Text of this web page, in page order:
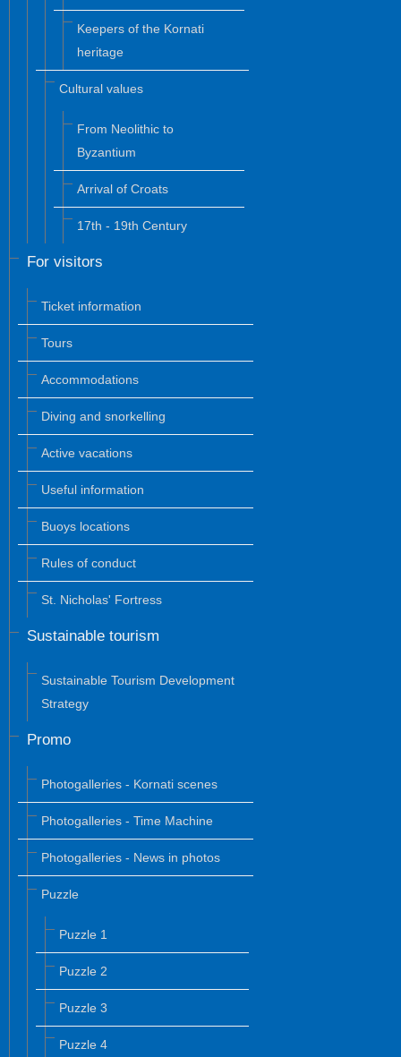
Keepers of the Kornati
heritage
Cultural values
From Neolithic to
Byzantium
Arrival of Croats
17th - 19th Century
For visitors
Ticket information
Tours
Accommodations
Diving and snorkelling
Active vacations
Useful information
Buoys locations
Rules of conduct
St. Nicholas' Fortress
Sustainable tourism
Sustainable Tourism Development
Strategy
Promo
Photogalleries - Kornati scenes
Photogalleries - Time Machine
Photogalleries - News in photos
Puzzle
Puzzle 1
Puzzle 2
Puzzle 3
Puzzle 4